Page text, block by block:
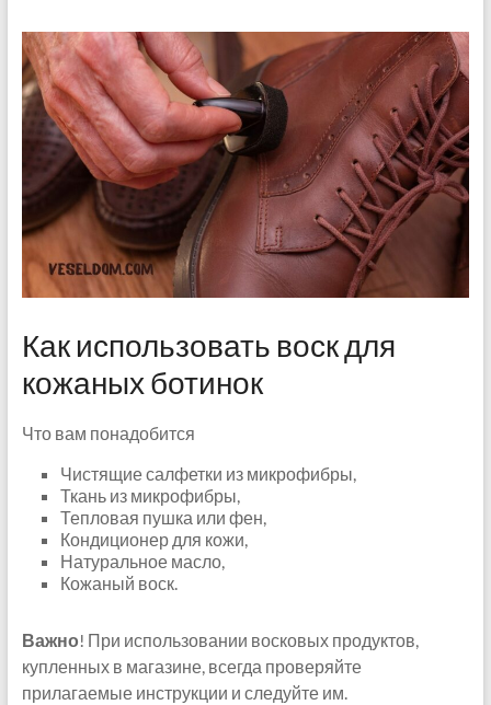
Как использовать воск для
кожаных ботинок
Что вам понадобится
Чистящие салфетки из микрофибры,
Ткань из микрофибры,
Тепловая пушка или фен,
Кондиционер для кожи,
Натуральное масло,
Кожаный воск.
Важно! При использовании восковых продуктов,
купленных в магазине, всегда проверяйте
прилагаемые инструкции и следуйте им.